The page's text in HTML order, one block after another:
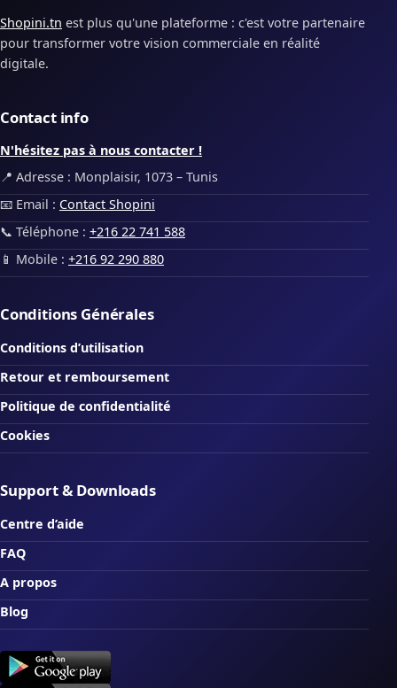
Shopini.tn est plus qu'une plateforme : c'est votre partenaire
pour transformer votre vision commerciale en réalité
digitale.
Contact info
N'hésitez pas à nous contacter !
📍 Adresse : Monplaisir, 1073 – Tunis
📧 Email : Contact Shopini
📞 Téléphone : +216 22 741 588
📱 Mobile : +216 92 290 880
Conditions Générales
Conditions d’utilisation
Retour et remboursement
Politique de confidentialité
Cookies
Support & Downloads
Centre d’aide
FAQ
A propos
Blog